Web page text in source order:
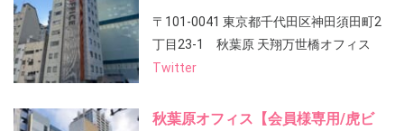
〒101-0041 東京都千代田区神田須田町2
丁目23-1 秋葉原 天翔万世橋オフィス
Twitter
秋葉原オフィス【会員様専用/虎ビ